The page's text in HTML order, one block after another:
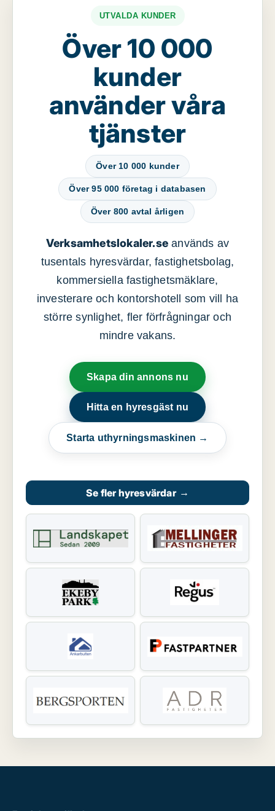
UTVALDA KUNDER
Över 10 000
kunder
använder våra
tjänster
Över 10 000 kunder
Över 95 000 företag i databasen
Över 800 avtal årligen
Verksamhetslokaler.se används av
tusentals hyresvärdar, fastighetsbolag,
kommersiella fastighetsmäklare,
investerare och kontorshotell som vill ha
större synlighet, fler förfrågningar och
mindre vakans.
Skapa din annons nu
Hitta en hyresgäst nu
Starta uthyrningsmaskinen →
Se fler hyresvärdar →